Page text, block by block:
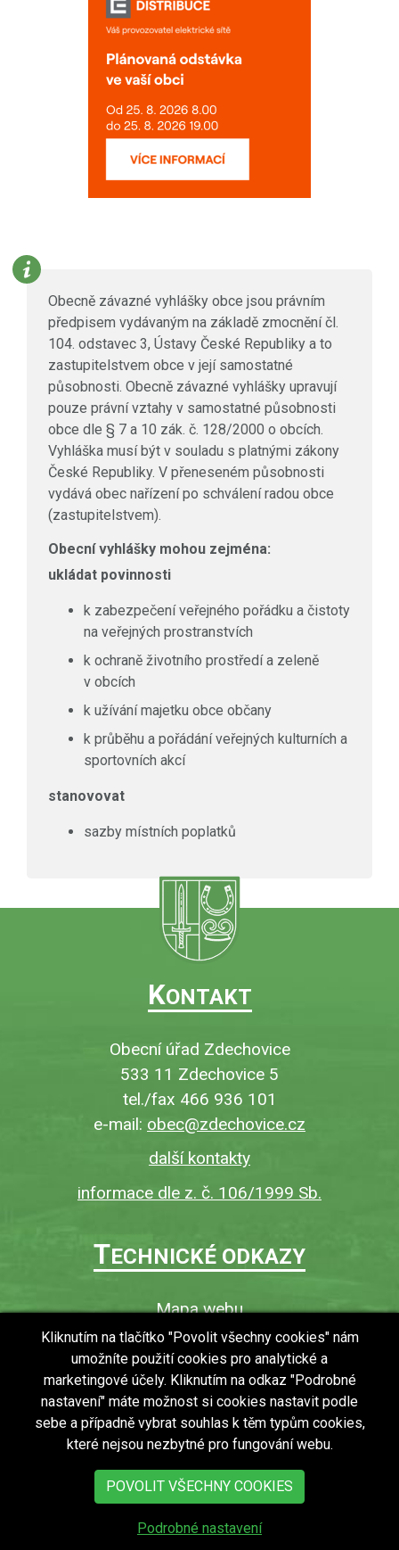
Obecně závazné vyhlášky obce jsou právním
předpisem vydávaným na základě zmocnění čl.
104. odstavec 3, Ústavy České Republiky a to
zastupitelstvem obce v její samostatné
působnosti. Obecně závazné vyhlášky upravují
pouze právní vztahy v samostatné působnosti
obce dle § 7 a 10 zák. č. 128/2000 o obcích.
Vyhláška musí být v souladu s platnými zákony
České Republiky. V přeneseném působnosti
vydává obec nařízení po schválení radou obce
(zastupitelstvem).
Obecní vyhlášky mohou zejména:
ukládat povinnosti
k zabezpečení veřejného pořádku a čistoty
na veřejných prostranstvích
k ochraně životního prostředí a zeleně
v obcích
k užívání majetku obce občany
k průběhu a pořádání veřejných kulturních a
sportovních akcí
stanovovat
sazby místních poplatků
KONTAKT
Obecní úřad Zdechovice
533 11 Zdechovice 5
tel./fax 466 936 101
e-mail: obec@zdechovice.cz
další kontakty
informace dle z. č. 106/1999 Sb.
TECHNICKÉ ODKAZY
Mapa webu
O webu
Povinně zveřejňované informace
Ochrana osobních údajů (GDPR)
Vyhledávání
RSS
Bezbariérový přístup v obci
copyright © 2018 - 2026Obec Zdechovice
Kliknutím na tlačítko "Povolit všechny cookies" nám
umožníte použití cookies pro analytické a
marketingové účely. Kliknutím na odkaz "Podrobné
nastavení" máte možnost si cookies nastavit podle
sebe a případně vybrat souhlas k těm typům cookies,
které nejsou nezbytné pro fungování webu.
POVOLIT VŠECHNY COOKIES
Podrobné nastavení